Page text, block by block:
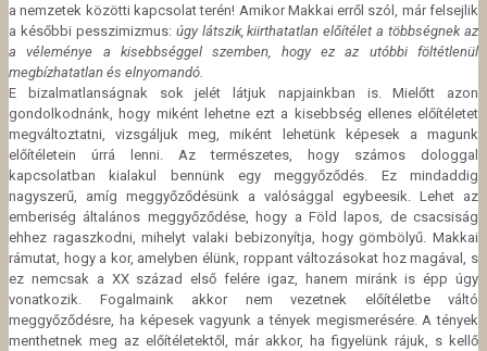
a nemzetek közötti kapcsolat terén! Amikor Makkai erről szól, már felsejlik
a későbbi pesszimizmus: úgy látszik, kiirthatatlan előítélet a többségnek az
a véleménye a kisebbséggel szemben, hogy ez az utóbbi föltétlenül
megbízhatatlan és elnyomandó.
E bizalmatlanságnak sok jelét látjuk napjainkban is. Mielőtt azon
gondolkodnánk, hogy miként lehetne ezt a kisebbség ellenes előítéletet
megváltoztatni, vizsgáljuk meg, miként lehetünk képesek a magunk
előítéletein úrrá lenni. Az természetes, hogy számos dologgal
kapcsolatban kialakul bennünk egy meggyőződés. Ez mindaddig
nagyszerű, amíg meggyőződésünk a valósággal egybeesik. Lehet az
emberiség általános meggyőződése, hogy a Föld lapos, de csacsiság
ehhez ragaszkodni, mihelyt valaki bebizonyítja, hogy gömbölyű. Makkai
rámutat, hogy a kor, amelyben élünk, roppant változásokat hoz magával, s
ez nemcsak a XX század első felére igaz, hanem miránk is épp úgy
vonatkozik. Fogalmaink akkor nem vezetnek előítéletbe váltó
meggyőződésre, ha képesek vagyunk a tények megismerésére. A tények
menthetnek meg az előítéletektől, már akkor, ha figyelünk rájuk, s kellő